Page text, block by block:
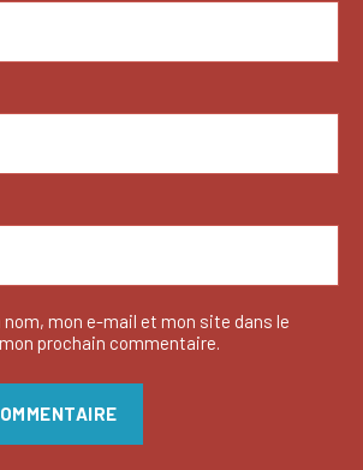
mon e-mail et mon site dans le
prochain commentaire.